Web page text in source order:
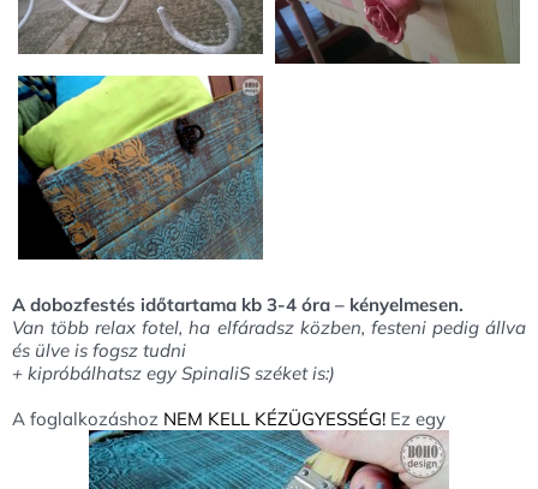
A dobozfestés időtartama kb 3-4 óra – kényelmesen.
Van több relax fotel, ha elfáradsz közben, festeni pedig állva
és ülve is fogsz tudni
+ kipróbálhatsz egy SpinaliS széket is:)
A foglalkozáshoz NEM KELL KÉZÜGYESSÉG! Ez egy